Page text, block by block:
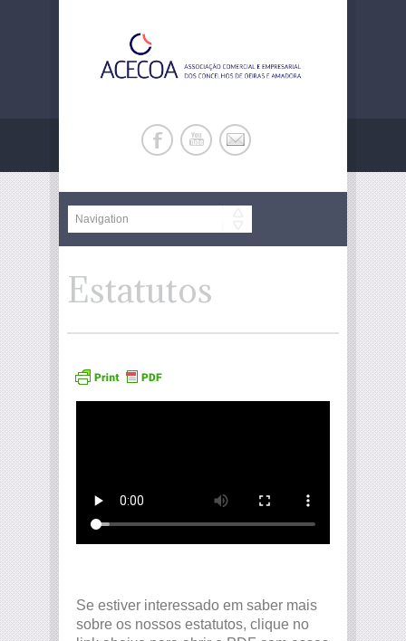
Estatutos
Se estiver interessado em saber mais
sobre os nossos estatutos, clique no